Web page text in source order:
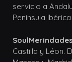
servicio a
Peninsula Ibérica
SoulMerindades
Castilla y Léon.